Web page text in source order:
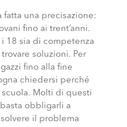
fatta una precisazione:
fino ai trent’anni.
18 sia di competenza
soluzioni. Per
fino alla fine
chiedersi perché
scuola. Molti di questi
obbligarli a
il problema